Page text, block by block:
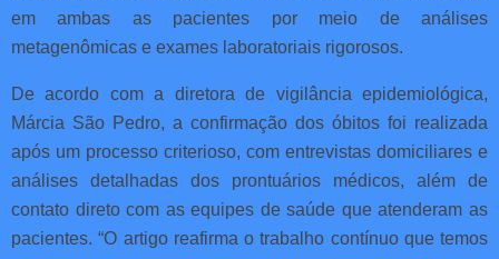
em ambas as pacientes por meio de análises
metagenômicas e exames laboratoriais rigorosos.
De acordo com a diretora de vigilância epidemiológica,
Márcia São Pedro, a confirmação dos óbitos foi realizada
após um processo criterioso, com entrevistas domiciliares e
análises detalhadas dos prontuários médicos, além de
contato direto com as equipes de saúde que atenderam as
pacientes. “O artigo reafirma o trabalho contínuo que temos